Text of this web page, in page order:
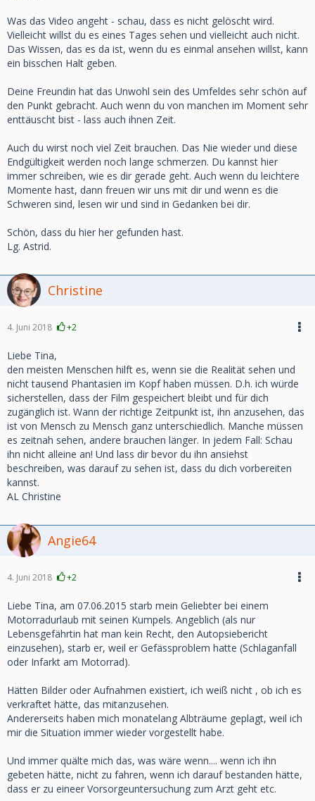
Was das Video angeht - schau, dass es nicht gelöscht wird.
Vielleicht willst du es eines Tages sehen und vielleicht auch nicht.
Das Wissen, das es da ist, wenn du es einmal ansehen willst, kann
ein bisschen Halt geben.
Deine Freundin hat das Unwohl sein des Umfeldes sehr schön auf
den Punkt gebracht. Auch wenn du von manchen im Moment sehr
enttäuscht bist - lass auch ihnen Zeit.
Auch du wirst noch viel Zeit brauchen. Das Nie wieder und diese
Endgültigkeit werden noch lange schmerzen. Du kannst hier
immer schreiben, wie es dir gerade geht. Auch wenn du leichtere
Momente hast, dann freuen wir uns mit dir und wenn es die
Schweren sind, lesen wir und sind in Gedanken bei dir.
Schön, dass du hier her gefunden hast.
Lg. Astrid.
Christine
4. Juni 2018 +2
Liebe Tina,
den meisten Menschen hilft es, wenn sie die Realität sehen und
nicht tausend Phantasien im Kopf haben müssen. D.h. ich würde
sicherstellen, dass der Film gespeichert bleibt und für dich
zugänglich ist. Wann der richtige Zeitpunkt ist, ihn anzusehen, das
ist von Mensch zu Mensch ganz unterschiedlich. Manche müssen
es zeitnah sehen, andere brauchen länger. In jedem Fall: Schau
ihn nicht alleine an! Und lass dir bevor du ihn ansiehst
beschreiben, was darauf zu sehen ist, dass du dich vorbereiten
kannst.
AL Christine
Angie64
4. Juni 2018 +2
Liebe Tina, am 07.06.2015 starb mein Geliebter bei einem
Motorradurlaub mit seinen Kumpels. Angeblich (als nur
Lebensgefährtin hat man kein Recht, den Autopsiebericht
einzusehen), starb er, weil er Gefässproblem hatte (Schlaganfall
oder Infarkt am Motorrad).
Hätten Bilder oder Aufnahmen existiert, ich weiß nicht , ob ich es
verkraftet hätte, das mitanzusehen.
Andererseits haben mich monatelang Albträume geplagt, weil ich
mir die Situation immer wieder vorgestellt habe.
Und immer quälte mich das, was wäre wenn.... wenn ich ihn
gebeten hätte, nicht zu fahren, wenn ich darauf bestanden hätte,
dass er zu eineer Vorsorgeuntersuchung zum Arzt geht etc.